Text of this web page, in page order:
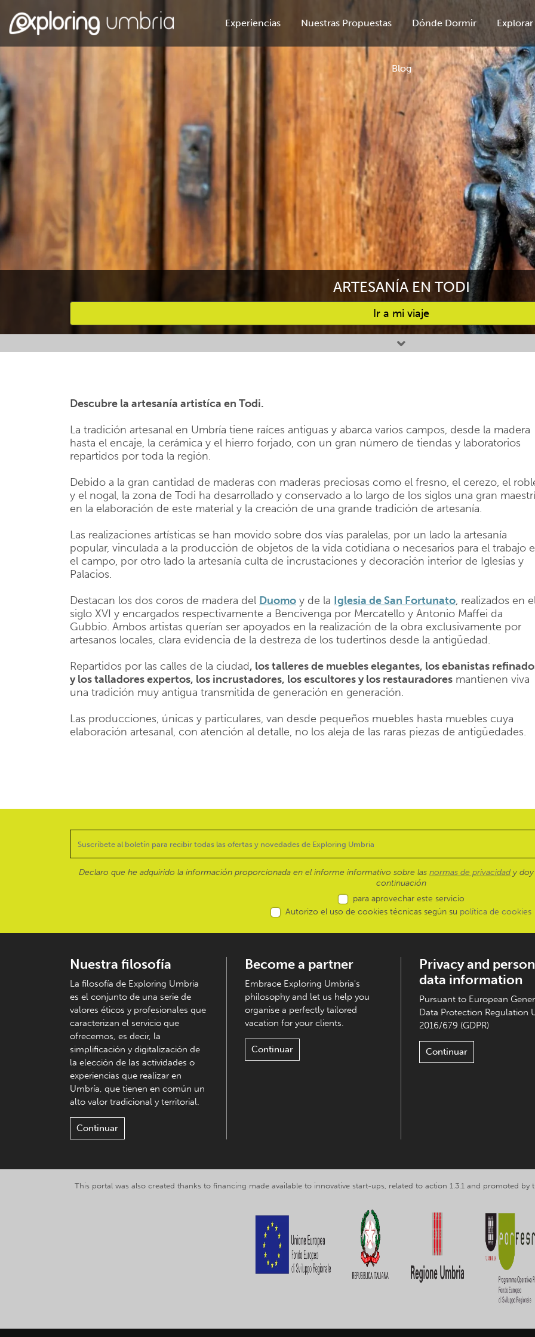
Experiencias Nuestras Propuestas Dónde Dormir
Blog
ARTESANÍA EN TODI
Ir a mi viaje
Favourites
Descubre la artesanía artistíca en Todi.
La tradición artesanal en Umbría tiene raíces antiguas y abarca varios campos, desde la madera
hasta el encaje, la cerámica y el hierro forjado, con un gran número de tiendas y laboratorios
repartidos por toda la región.
Debido a la gran cantidad de maderas con maderas preciosas como el fresno, el cerezo, el
y el nogal, la zona de Todi ha desarrollado y conservado a lo largo de los siglos una gran
en la elaboración de este material y la creación de una grande tradición de artesanía.
Las realizaciones artísticas se han movido sobre dos vías paralelas, por un lado la artesanía
popular, vinculada a la producción de objetos de la vida cotidiana o necesarios para el trabajo
el campo, por otro lado la artesanía culta de incrustaciones y decoración interior de Iglesias y
Palacios.
Destacan los dos coros de madera del Duomo y de la Iglesia de San Fortunato, realizados en
siglo XVI y encargados respectivamente a Bencivenga por Mercatello y Antonio Maffei da
Gubbio. Ambos artistas querían ser apoyados en la realización de la obra exclusivamente por
artesanos locales, clara evidencia de la destreza de los tudertinos desde la antigüedad.
Repartidos por las calles de la ciudad, los talleres de muebles elegantes, los ebanistas
y los talladores expertos, los incrustadores, los escultores y los restauradores mantienen viva
una tradición muy antigua transmitida de generación en generación.
Las producciones, únicas y particulares, van desde pequeños muebles hasta muebles cuya
elaboración artesanal, con atención al detalle, no los aleja de las raras piezas de antigüedades.
Declaro que he adquirido la información proporcionada en el informe informativo sobre las normas de privacidad y
continuación
para aprovechar este servicio
Autorizo el uso de cookies técnicas según su política de cookies
Nuestra filosofía
La filosofía de Exploring Umbria
es el conjunto de una serie de
valores éticos y profesionales que
caracterizan el servicio que
ofrecemos, es decir, la
simplificación y digitalización de
la elección de las actividades o
experiencias que realizar en
Umbría, que tienen en común un
alto valor tradicional y territorial.
Continuar
Become a partner
Embrace Exploring Umbria's
philosophy and let us help you
organise a perfectly tailored
vacation for your clients.
Continuar
Privacy and
data information
Pursuant to European
Data Protection Regulation
2016/679 (GDPR)
Continuar
This portal was also created thanks to financing made available to innovative start-ups, related to action 1.3.1 and promoted by